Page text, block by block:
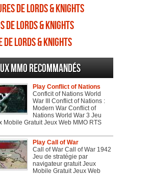
de Lords & Knights
de Lords & Knights
de Lords & Knights
MMO recommandés
Play Conflict of Nations
Conflcit of Nations World
War III Conflict of Nations :
Modern War Conflict of
Nations World War 3 Jeu
Mobile Gratuit Jeux Web MMO RTS
Play Call of War
Call of War Call of War 1942
Jeu de stratégie par
navigateur gratuit Jeux
Mobile Gratuit Jeux Web